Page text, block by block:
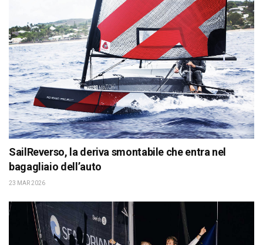
SailReverso, la deriva smontabile che entra nel
bagagliaio dell’auto
23 MAR 2026